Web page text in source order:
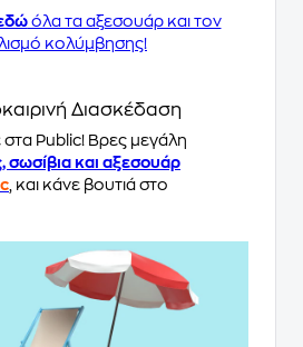
όλα τα αξεσουάρ και τον
κολύμβησης!
Διασκέδαση
στα Public! Βρες μεγάλη
σωσίβια και αξεσουάρ
, και κάνε βουτιά στο